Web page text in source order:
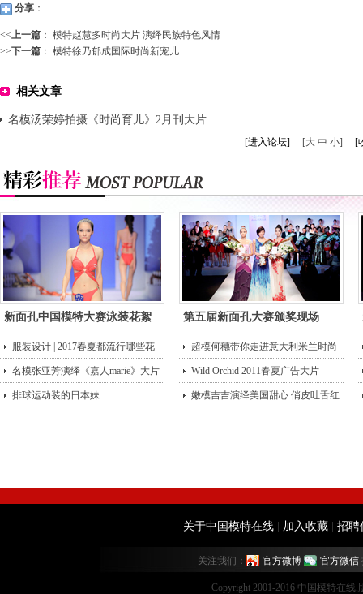
分享 ：
<<上一篇 ： 模特赵慧多时尚大片 演绎民族特色风情
>>下一篇 ： 模特徐乃郁成国际时尚新宠儿
相关文章
名模汤荣婷拍摄《时尚育儿》2月刊大片
[进入论坛] [大 中 小] [
新面孔中国模特大赛泳装花絮 第五届新面孔大赛颁奖现场
服装设计 | 2017春夏都流行哪些花
型？
超模何穗带你走进意大利米兰时尚
街头
名模张亚芳演绎《嘉人marie》大片 Wild Orchid 2011春夏广告大片
排球运动装的日本妹 嫩模吉吉演绎美国甜心 俏皮吐舌红
关于中国模特在线 加入收藏 招聘
关注我们： 官方微博 官方微信
Copyright 2001-2016 中国模特在线